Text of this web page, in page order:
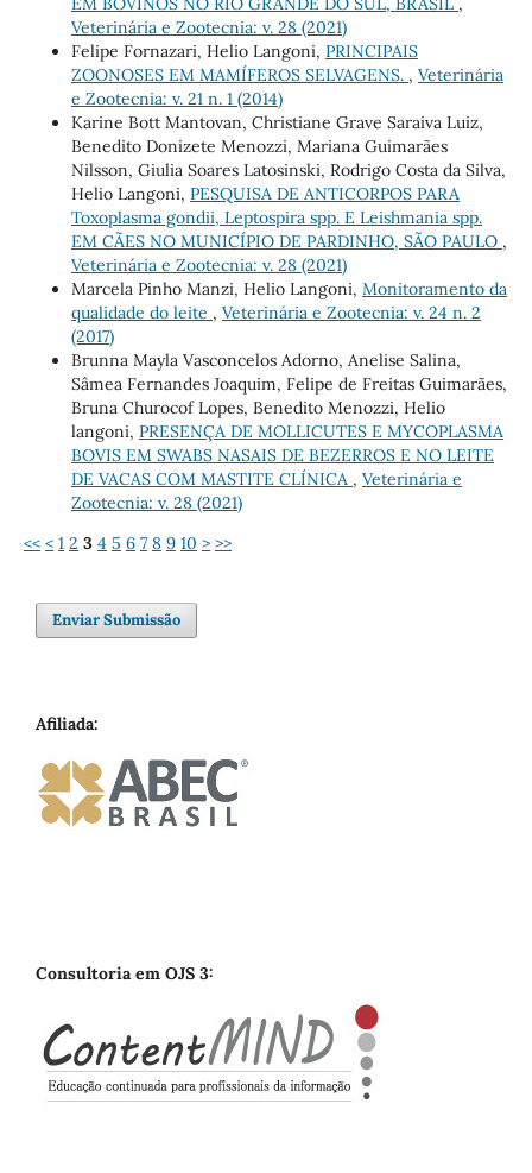
Veterinária e Zootecnia: v. 28 (2021)
Felipe Fornazari, Helio Langoni, PRINCIPAIS
ZOONOSES EM MAMÍFEROS SELVAGENS. , Veterinária
e Zootecnia: v. 21 n. 1 (2014)
Karine Bott Mantovan, Christiane Grave Saraiva Luiz,
Benedito Donizete Menozzi, Mariana Guimarães
Nilsson, Giulia Soares Latosinski, Rodrigo Costa da Silva,
Helio Langoni, PESQUISA DE ANTICORPOS PARA
Toxoplasma gondii, Leptospira spp. E Leishmania spp.
EM CÃES NO MUNICÍPIO DE PARDINHO, SÃO PAULO ,
Veterinária e Zootecnia: v. 28 (2021)
Marcela Pinho Manzi, Helio Langoni, Monitoramento da
qualidade do leite , Veterinária e Zootecnia: v. 24 n. 2
(2017)
Brunna Mayla Vasconcelos Adorno, Anelise Salina,
Sâmea Fernandes Joaquim, Felipe de Freitas Guimarães,
Bruna Churocof Lopes, Benedito Menozzi, Helio
langoni, PRESENÇA DE MOLLICUTES E MYCOPLASMA
BOVIS EM SWABS NASAIS DE BEZERROS E NO LEITE
DE VACAS COM MASTITE CLÍNICA , Veterinária e
Zootecnia: v. 28 (2021)
<< < 1 2 3 4 5 6 7 8 9 10 > >>
Enviar Submissão
Afiliada:
Consultoria em OJS 3: